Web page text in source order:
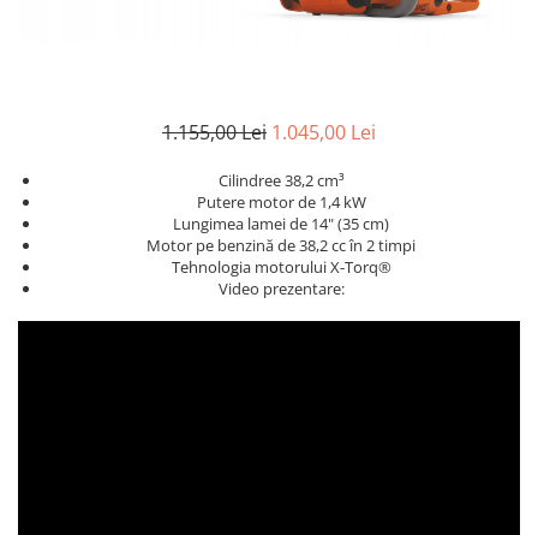
1.155,00 Lei 1.045,00 Lei
Cilindree 38,2 cm³
Putere motor de 1,4 kW
Lungimea lamei de 14" (35 cm)
Motor pe benzină de 38,2 cc în 2 timpi
Tehnologia motorului X-Torq®
Video prezentare: